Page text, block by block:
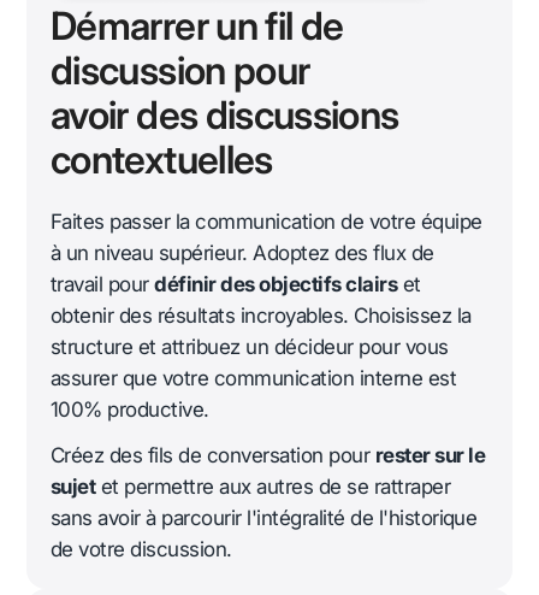
Démarrer un fil de
discussion pour
avoir des discussions
contextuelles
Faites passer la communication de votre équipe
à un niveau supérieur. Adoptez des flux de
travail pourdéfinir des objectifs clairset
obtenir des résultats incroyables. Choisissez la
structure et attribuez un décideur pour vous
assurer que votre communication interne est
100% productive.
Créez des fils de conversation pour rester sur le
sujetet permettre aux autres de se rattraper
sans avoir à parcourir l'intégralité de l'historique
de votre discussion.